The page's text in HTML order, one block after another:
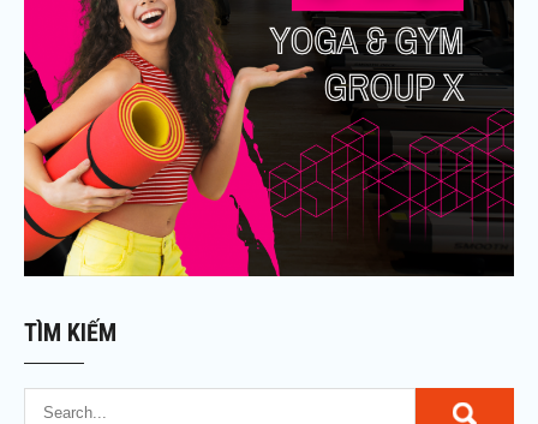
TÌM KIẾM